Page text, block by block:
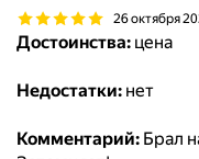
26 октября
Достоинства: цена
Недостатки: нет
Комментарий: Брал